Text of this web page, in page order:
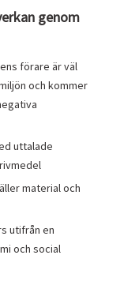
genom
förare är väl
och kommer
uttalade
material och
utifrån en
och social